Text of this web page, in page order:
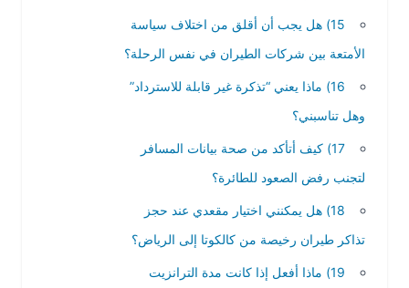
15) هل يجب أن أقلق من اختلاف سياسة
الأمتعة بين شركات الطيران في نفس الرحلة؟
16) ماذا يعني “تذكرة غير قابلة للاسترداد”
وهل تناسبني؟
17) كيف أتأكد من صحة بيانات المسافر
لتجنب رفض الصعود للطائرة؟
18) هل يمكنني اختيار مقعدي عند حجز
تذاكر طيران رخيصة من كالكوتا إلى الرياض؟
19) ماذا أفعل إذا كانت مدة الترانزيت